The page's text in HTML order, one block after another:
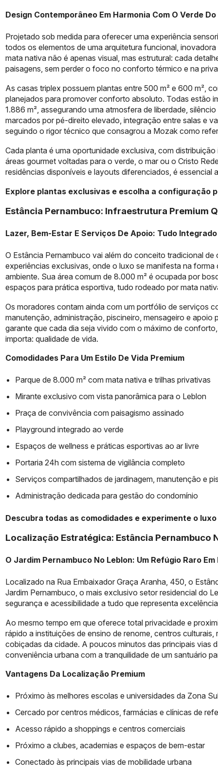
Design Contemporâneo Em Harmonia Com O Verde
Projetado sob medida para oferecer uma experiência
todos os elementos de uma arquitetura funcional,
mata nativa não é apenas visual, mas estrutural: cada
paisagens, sem perder o foco no conforto térmico e na
As casas triplex possuem plantas entre 500 m² e 600 m²,
planejados para promover conforto absoluto. Todas estão
1.886 m², assegurando uma atmosfera de liberdade,
marcados por pé-direito elevado, integração entre salas e
seguindo o rigor técnico que consagrou a Mozak como
Cada planta é uma oportunidade exclusiva, com
áreas gourmet voltadas para o verde, o mar ou o Cristo
residências disponíveis e layouts diferenciados, é essencial
Explore plantas exclusivas e escolha a configuração
Estância Pernambuco: Infraestrutura Premium
Lazer, Bem-Estar E Serviços De Apoio: Tudo
O Estância Pernambuco vai além do conceito tradicional
experiências exclusivas, onde o luxo se manifesta na
ambiente. Sua área comum de 8.000 m² é ocupada por
espaços para prática esportiva, tudo rodeado por mata
Os moradores contam ainda com um portfólio de serviços
manutenção, administração, piscineiro, mensageiro e apoio
garante que cada dia seja vivido com o máximo de
importa: qualidade de vida.
Comodidades Para Um Estilo De Vida Premium
Parque de 8.000 m² com mata nativa e trilhas privativas
Mirante exclusivo com vista panorâmica para o Leblon
Praça de convivência com paisagismo assinado
Playground integrado ao verde
Espaços de wellness e práticas esportivas ao ar livre
Portaria 24h com sistema de vigilância completo
Serviços compartilhados de jardinagem, manutenção e
Administração dedicada para gestão do condomínio
Descubra todas as comodidades e experimente o
Localização Estratégica: Estância Pernambuco
O Jardim Pernambuco No Leblon: Um Refúgio Raro
Localizado na Rua Embaixador Graça Aranha, 450, o
Jardim Pernambuco, o mais exclusivo setor residencial do
segurança e acessibilidade a tudo que representa
Ao mesmo tempo em que oferece total privacidade e
rápido a instituições de ensino de renome, centros
cobiçadas da cidade. A poucos minutos das principais vias
conveniência urbana com a tranquilidade de um santuário
Vantagens Da Localização Premium
Próximo às melhores escolas e universidades da Zona
Cercado por centros médicos, farmácias e clínicas de
Acesso rápido a shoppings e centros comerciais
Próximo a clubes, academias e espaços de bem-estar
Conectado às principais vias de mobilidade urbana